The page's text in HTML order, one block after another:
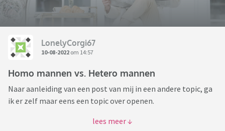
LonelyCorgi67
10-08-2022 om 14:57
Homo mannen vs. Hetero mannen
Naar aanleiding van een post van mij in een andere topic, ga
ik er zelf maar eens een topic over openen.
In de media krijgen we vaak te horen dat homo's